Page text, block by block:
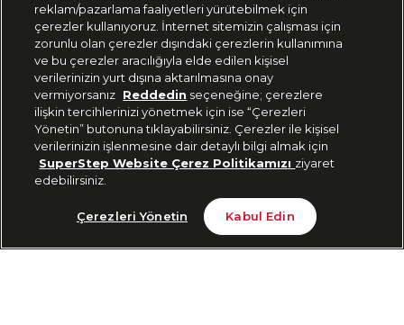
Tükendi
Uygulamadan Takip Edin
Bizi Takip Edin
reklam/pazarlama faaliyetleri yürütebilmek için
çerezler kullanıyoruz. İnternet sitemizin çalışması için
zorunlu olan çerezler dışındaki çerezlerin kullanımına
ve bu çerezler aracılığıyla elde edilen kişisel
verilerinizin yurt dışına aktarılmasına onay
vermiyorsanız Reddedin seçeneğine; çerezlere
ilişkin tercihlerinizi yönetmek için ise “Çerezleri
Yönetin” butonuna tıklayabilirsiniz. Çerezler ile kişisel
verilerinizin işlenmesine dair detaylı bilgi almak için
SuperStep Website Çerez Politikamızı ziyaret
edebilirsiniz.
Çerezleri Yönetin Kabul Edin